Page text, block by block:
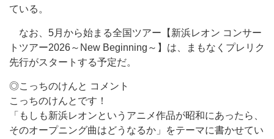
ている。
なお、5月から始まる全国ツアー 【新浜レオン コンサー
トツアー2026～New Beginning～】 は、まもなくプレリク
先行がスタートする予定だ。
◎こっちのけんと コメント
こっちのけんとです！
「もしも新浜レオンというアニメ作品が昭和にあったら、
そのオープニング曲はどうなるか」をテーマに書かせてい